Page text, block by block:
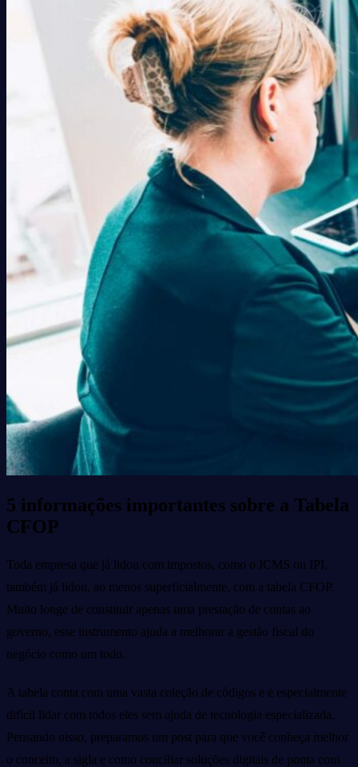
5 informações importantes sobre a Tabela
CFOP
Toda empresa que já lidou com impostos, como o ICMS ou IPI,
também já lidou, ao menos superficialmente, com a tabela CFOP.
Muito longe de constituir apenas uma prestação de contas ao
governo, esse instrumento ajuda a melhorar a gestão fiscal do
negócio como um todo.
A tabela conta com uma vasta coleção de códigos e é especialmente
difícil lidar com todos eles sem ajuda de tecnologia especializada.
Pensando nisso, preparamos um post para que você conheça melhor
o conceito, a sigla e como conciliar soluções digitais de ponta com